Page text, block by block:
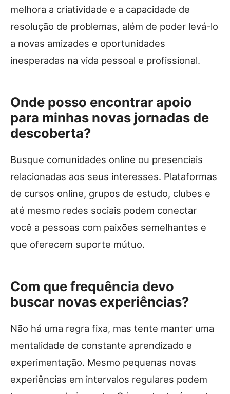
melhora a criatividade e a capacidade de
resolução de problemas, além de poder levá-lo
a novas amizades e oportunidades
inesperadas na vida pessoal e profissional.
Onde posso encontrar apoio
para minhas novas jornadas de
descoberta?
Busque comunidades online ou presenciais
relacionadas aos seus interesses. Plataformas
de cursos online, grupos de estudo, clubes e
até mesmo redes sociais podem conectar
você a pessoas com paixões semelhantes e
que oferecem suporte mútuo.
Com que frequência devo
buscar novas experiências?
Não há uma regra fixa, mas tente manter uma
mentalidade de constante aprendizado e
experimentação. Mesmo pequenas novas
experiências em intervalos regulares podem